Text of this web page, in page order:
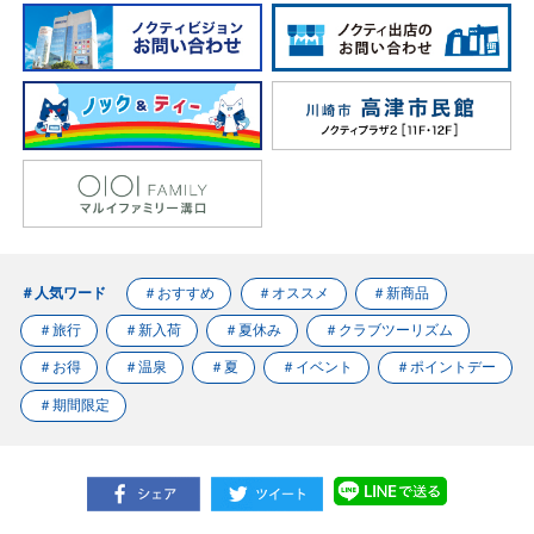
＃人気ワード ＃おすすめ ＃オススメ ＃新商品
＃旅行 ＃新入荷 ＃夏休み ＃クラブツーリズム
＃お得 ＃温泉 ＃夏 ＃イベント ＃ポイントデー
＃期間限定